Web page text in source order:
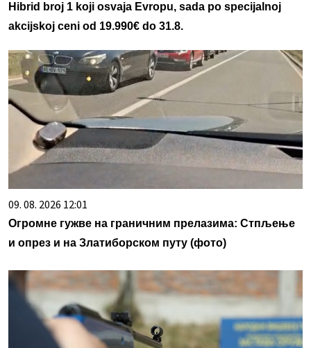
Hibrid broj 1 koji osvaja Evropu, sada po specijalnoj
akcijskoj ceni od 19.990€ do 31.8.
09. 08. 2026 12:01
Огромне гужве на граничним прелазима: Стпљење
и опрез и на Златиборском путу (фото)